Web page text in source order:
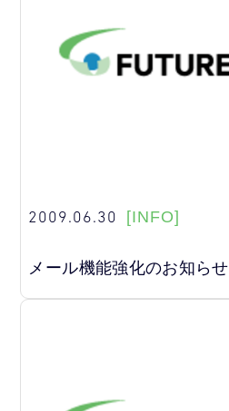
2009.06.30 [INFO]
メール機能強化のお知らせ